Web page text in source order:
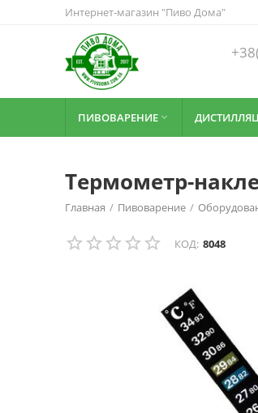
Интернет-магазин "Пиво Дома"
ПИВОВАРЕНИЕ 
Термометр-
Главная / Пивоварение /
КОД: 8048